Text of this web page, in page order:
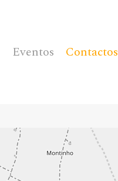
Eventos Contactos